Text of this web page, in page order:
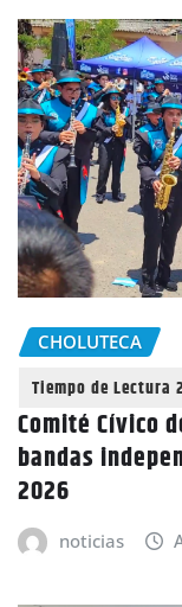
CHOLUTECA
Comité Cívico
bandas
2026
noticias